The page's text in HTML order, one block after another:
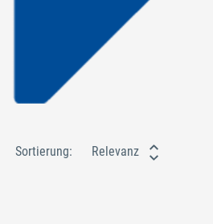
Sortierung: Relevanz